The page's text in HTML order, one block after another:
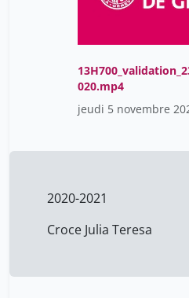
020.mp4
jeudi 5 novembre
2020-2021
Croce Julia Teresa